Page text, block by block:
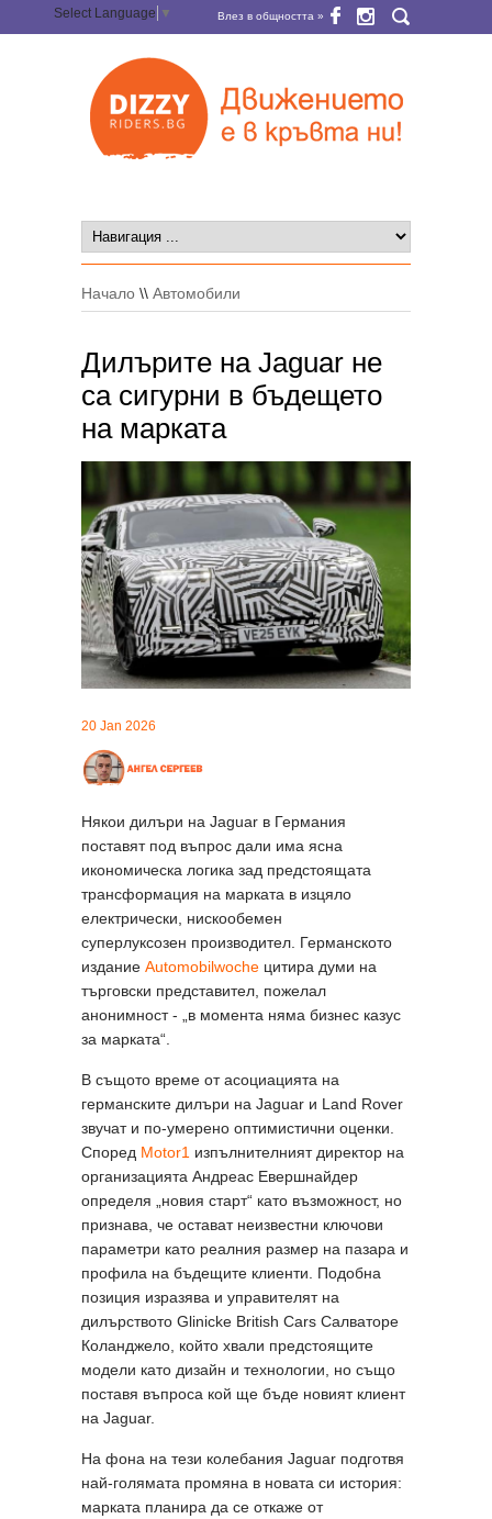
Select Language ▼ Влез в общността »
Начало \\ Автомобили
Дилърите на Jaguar не
са сигурни в бъдещето
на марката
20 Jan 2026
Някои дилъри на Jaguar в Германия
поставят под въпрос дали има ясна
икономическа логика зад предстоящата
трансформация на марката в изцяло
електрически, нискообемен
суперлуксозен производител. Германското
издание Automobilwoche цитира думи на
търговски представител, пожелал
анонимност - „в момента няма бизнес казус
за марката“.
В същото време от асоциацията на
германските дилъри на Jaguar и Land Rover
звучат и по-умерено оптимистични оценки.
Според Motor1 изпълнителният директор на
организацията Андреас Евершнайдер
определя „новия старт“ като възможност, но
признава, че остават неизвестни ключови
параметри като реалния размер на пазара и
профила на бъдещите клиенти. Подобна
позиция изразява и управителят на
дилърството Glinicke British Cars Салваторе
Коланджело, който хвали предстоящите
модели като дизайн и технологии, но също
поставя въпроса кой ще бъде новият клиент
на Jaguar.
На фона на тези колебания Jaguar подготвя
най-голямата промяна в новата си история:
марката планира да се откаже от